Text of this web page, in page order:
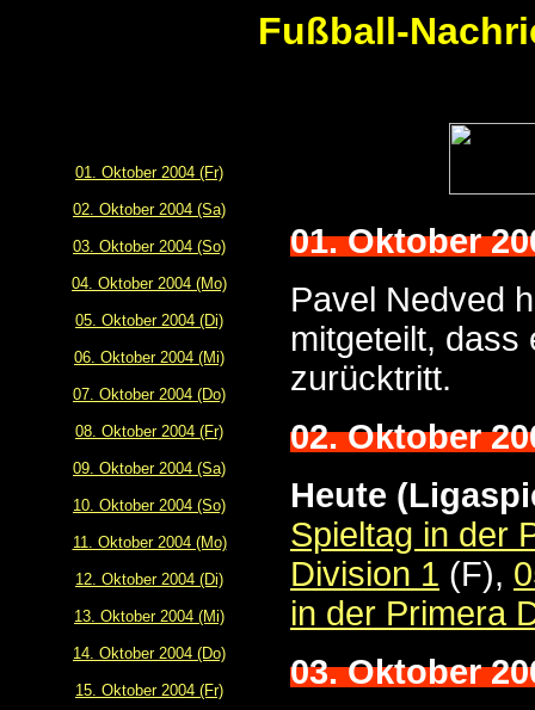
Fußball-
01. Oktober 2004 (Fr)
02. Oktober 2004 (Sa)
03. Oktober 2004 (So)
04. Oktober 2004 (Mo)
05. Oktober 2004 (Di)
06. Oktober 2004 (Mi)
07. Oktober 2004 (Do)
08. Oktober 2004 (Fr)
09. Oktober 2004 (Sa)
10. Oktober 2004 (So)
11. Oktober 2004 (Mo)
12. Oktober 2004 (Di)
13. Oktober 2004 (Mi)
14. Oktober 2004 (Do)
15. Oktober 2004 (Fr)
01. Oktober
Pavel Nedved
mitgeteilt, dass
zurücktritt.
02. Oktober
Heute
Spieltag in der
Division 1 (F),
in der Primera
03. Oktober